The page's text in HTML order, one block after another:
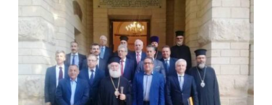
MEDIA
ΕΝΗΜΕΡΩΣΗ
ΣΥΝΔΕΣΕΙΣ
Προβολή
μεγαλύτερης
εικόνας